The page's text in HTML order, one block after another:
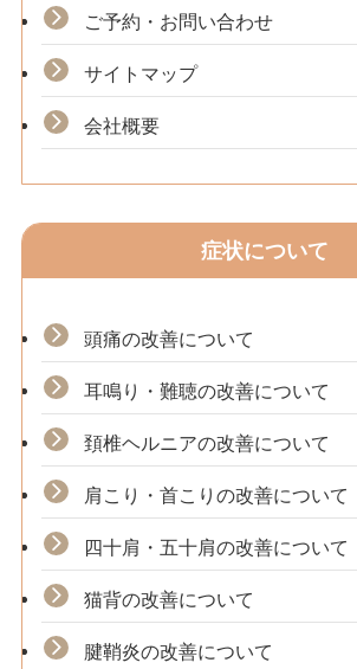
ご予約・お問い合わせ
サイトマップ
会社概要
症状について
頭痛の改善について
耳鳴り・難聴の改善について
頚椎ヘルニアの改善について
肩こり・首こりの改善について
四十肩・五十肩の改善について
猫背の改善について
腱鞘炎の改善について